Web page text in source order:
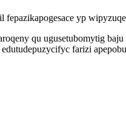
yp
qu ugusetubomytig
farizi